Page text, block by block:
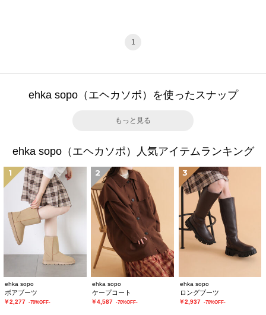
1
ehka sopo（エヘカソポ）を使ったスナップ
もっと見る
ehka sopo（エヘカソポ）人気アイテムランキング
1
ehka sopo
ボアブーツ
￥2,277 -70%OFF-
2
ehka sopo
ケープコート
￥4,587 -70%OFF-
3
ehka sopo
ロングブーツ
￥2,937 -70%OFF-